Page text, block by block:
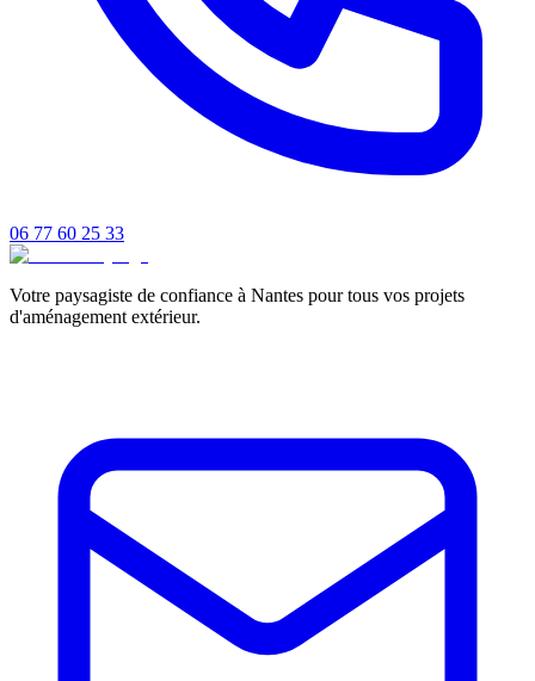
06 77 60 25 33
Votre paysagiste de confiance à Nantes pour tous vos projets
d'aménagement extérieur.